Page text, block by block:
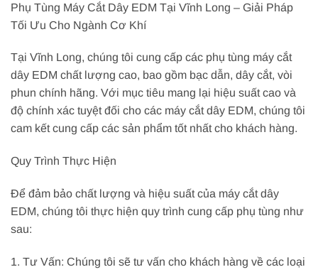
Phụ Tùng Máy Cắt Dây EDM Tại Vĩnh Long – Giải Pháp
Tối Ưu Cho Ngành Cơ Khí
Tại Vĩnh Long, chúng tôi cung cấp các phụ tùng máy cắt
dây EDM chất lượng cao, bao gồm bạc dẫn, dây cắt, vòi
phun chính hãng. Với mục tiêu mang lại hiệu suất cao và
độ chính xác tuyệt đối cho các máy cắt dây EDM, chúng tôi
cam kết cung cấp các sản phẩm tốt nhất cho khách hàng.
Quy Trình Thực Hiện
Để đảm bảo chất lượng và hiệu suất của máy cắt dây
EDM, chúng tôi thực hiện quy trình cung cấp phụ tùng như
sau:
1. Tư Vấn: Chúng tôi sẽ tư vấn cho khách hàng về các loại